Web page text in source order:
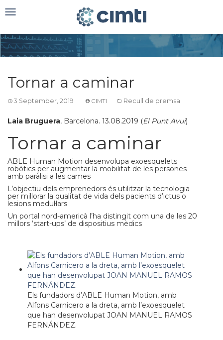
Toggle
Tornar a caminar
3 September, 2019 CIMTI Recull de premsa
Laia Bruguera, Barcelona. 13.08.2019 (El Punt Avui)
Tornar a caminar
ABLE Human Motion desenvolupa exoesquelets
robòtics per augmentar la mobilitat de les persones
amb paràlisi a les cames
L’objectiu dels emprenedors és utilitzar la tecnologia
per millorar la qualitat de vida dels pacients d’ictus o
lesions medul·lars
Un portal nord-americà l’ha distingit com una de les 20
millors ‘start-ups’ de dispositius mèdics
Els fundadors d’ABLE Human Motion, amb
Alfons Carnicero a la dreta, amb l’exoesquelet
que han desenvolupat JOAN MANUEL RAMOS
FERNÁNDEZ.